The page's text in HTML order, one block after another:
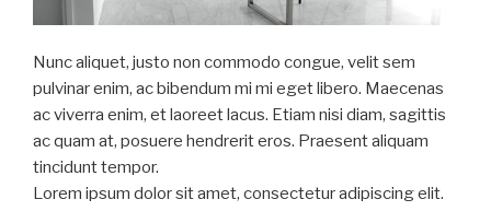
Nunc aliquet, justo non commodo congue, velit sem
pulvinar enim, ac bibendum mi mi eget libero. Maecenas
ac viverra enim, et laoreet lacus. Etiam nisi diam, sagittis
ac quam at, posuere hendrerit eros. Praesent aliquam
tincidunt tempor.
Lorem ipsum dolor sit amet, consectetur adipiscing elit.